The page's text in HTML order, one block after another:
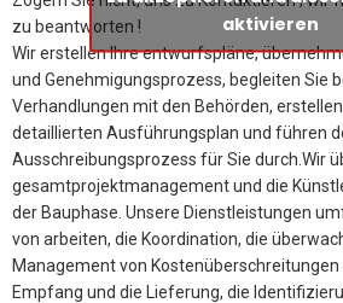
aktivieren
zu beantworten !
Wir erstellen Ihre entwurfspläne,
und Genehmigungsprozess, begleiten Sie
Verhandlungen mit den Behörden,
detaillierten Ausführungsplan und führen
Ausschreibungsprozess für Sie durch.Wir
gesamtprojektmanagement und die
der Bauphase. Unsere Dienstleistungen
von arbeiten, die Koordination, die
Management von
Empfang und die Lieferung, die